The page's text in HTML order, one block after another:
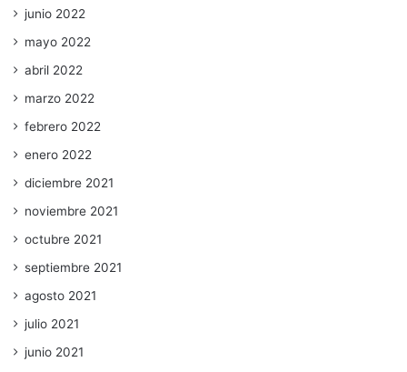
junio 2022
mayo 2022
abril 2022
marzo 2022
febrero 2022
enero 2022
diciembre 2021
noviembre 2021
octubre 2021
septiembre 2021
agosto 2021
julio 2021
junio 2021